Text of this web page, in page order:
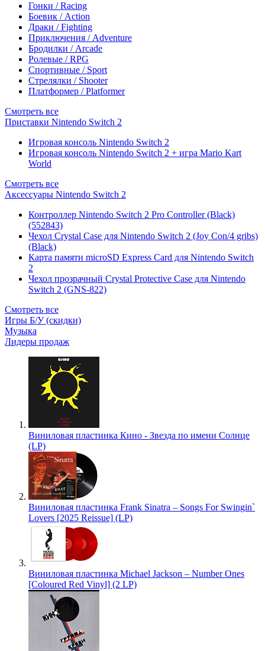
Гонки / Racing
Боевик / Action
Драки / Fighting
Приключения / Adventure
Бродилки / Arcade
Ролевые / RPG
Спортивные / Sport
Стрелялки / Shooter
Платформер / Platformer
Смотреть все
Приставки Nintendo Switch 2
Игровая консоль Nintendo Switch 2
Игровая консоль Nintendo Switch 2 + игра Mario Kart
World
Смотреть все
Аксессуары Nintendo Switch 2
Контроллер Nintendo Switch 2 Pro Controller (Black)
(552843)
Чехол Сrystal Сase для Nintendo Switch 2 (Joy Con/4 gribs)
(Black)
Карта памяти microSD Express Card для Nintendo Switch
2
Чехол прозрачный Crystal Protective Case для Nintendo
Switch 2 (GNS-822)
Смотреть все
Игры Б/У (скидки)
Музыка
Лидеры продаж
Виниловая пластинка Кино - Звезда по имени Солнце
(LP)
Виниловая пластинка Frank Sinatra – Songs For Swingin`
Lovers [2025 Reissue] (LP)
Виниловая пластинка Michael Jackson – Number Ones
[Coloured Red Vinyl] (2 LP)